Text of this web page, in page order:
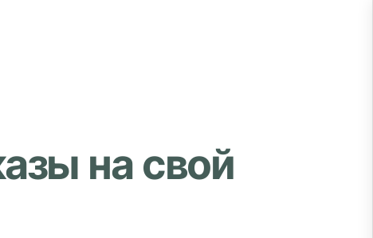
на свой